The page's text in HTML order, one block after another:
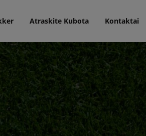
Atraskite Kubota Kontaktai